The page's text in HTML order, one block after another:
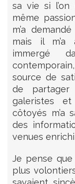
sa vie si l’on
même
m’a
mais il m’a
immergé
source de
de
galeristes
côtoyés m’a
des
venues
Je pense que
plus